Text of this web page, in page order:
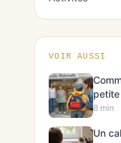
VOIR AUSSI
8 min
Un